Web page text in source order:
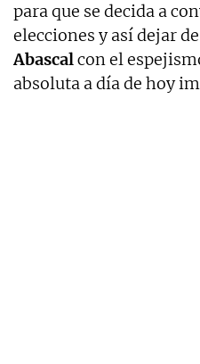
para que se decida a
elecciones y así dejar
Abascalcon el
absoluta a día de hoy